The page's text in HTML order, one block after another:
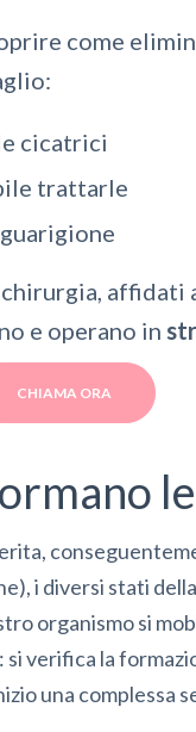
come
cicatrici
trattarle
affidati
e operano in
CHIAMA ORA
i diversi stati
organismo si
verifica la
una